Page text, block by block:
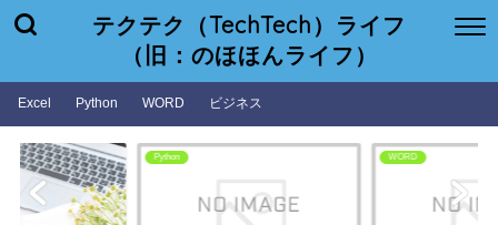
テクテク（TechTech）ライフ
（旧：のほほんライフ）
Excel Python WORD ビジネス
Python WORD